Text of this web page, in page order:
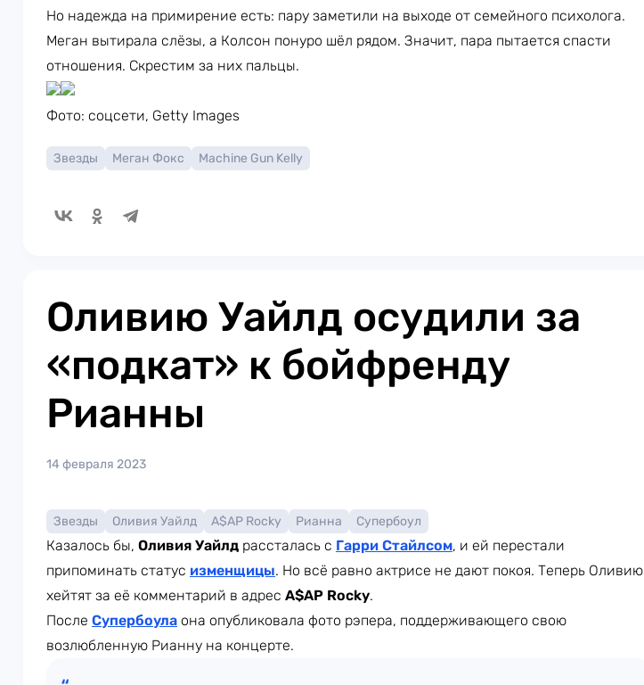
Но надежда на примирение есть: пару заметили на выходе от семейного психолога.
Меган вытирала слёзы, а Колсон понуро шёл рядом. Значит, пара пытается спасти
отношения. Скрестим за них пальцы.
Фото: соцсети, Getty Images
Звезды Меган Фокс Machine Gun Kelly
Оливию Уайлд осудили за
«подкат» к бойфренду
Рианны
14 февраля 2023
Звезды Оливия Уайлд A$AP Rocky Рианна Супербоул
Казалось бы, Оливия Уайлд рассталась с Гарри Стайлсом, и ей перестали
припоминать статус изменщицы. Но всё равно актрисе не дают покоя. Теперь Оливию
хейтят за её комментарий в адрес A$AP Rocky.
После Супербоула она опубликовала фото рэпера, поддерживающего свою
возлюбленную Рианну на концерте.